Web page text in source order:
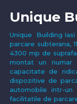
Unique
Unique Building
parcare subterana,
4300 mp de
montat un
capacitate de
dispozitive de
automobile intr-
facilitatile de